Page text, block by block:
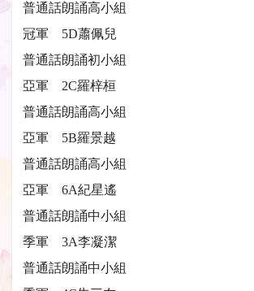
普通話朗誦高小組
冠軍 5D蕭佩兒
普通話朗誦初小組
亞軍 2C羅梓桓
普通話朗誦高小組
亞軍 5B羅景越
普通話朗誦高小組
亞軍 6A紀星遙
普通話朗誦中小組
季軍 3A李凝潔
普通話朗誦中小組